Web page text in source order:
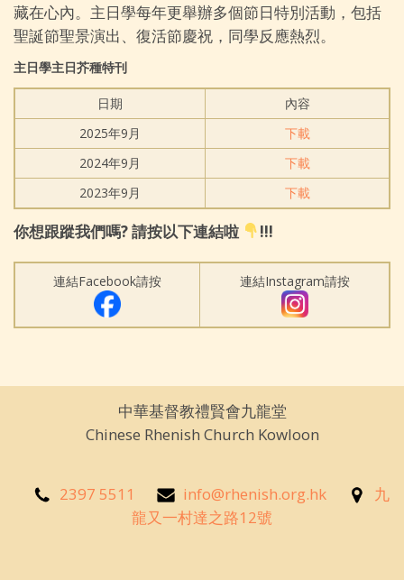
藏在心內。主日學每年更舉辦多個節日特別活動，包括
聖誕節聖景演出、復活節慶祝，同學反應熱烈。
主日學主日芥種特刊
日期
內容
2025年9月
下載
2024年9月
下載
2023年9月
下載
你想跟蹤我們嗎? 請按以下連結啦 !!!
連結Facebook請按 連結Instagram請按
中華基督教禮賢會九龍堂
Chinese Rhenish Church Kowloon
2397 5511 info@rhenish.org.hk
九
龍又一村達之路12號